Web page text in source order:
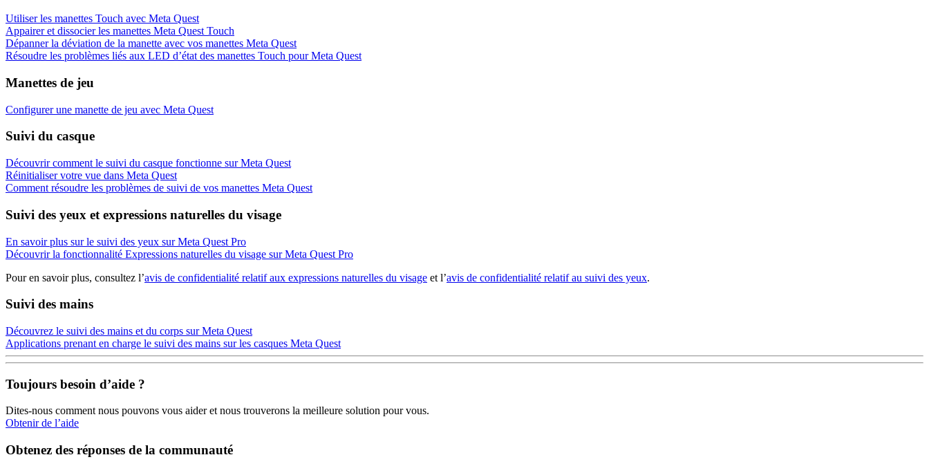
Utiliser les manettes Touch avec Meta Quest
Appairer et dissocier les manettes Meta Quest Touch
Dépanner la déviation de la manette avec vos manettes Meta Quest
Résoudre les problèmes liés aux LED d’état des manettes Touch pour Meta Quest
Manettes de jeu
Configurer une manette de jeu avec Meta Quest
Suivi du casque
Découvrir comment le suivi du casque fonctionne sur Meta Quest
Réinitialiser votre vue dans Meta Quest
Comment résoudre les problèmes de suivi de vos manettes Meta Quest
Suivi des yeux et expressions naturelles du visage
En savoir plus sur le suivi des yeux sur Meta Quest Pro
Découvrir la fonctionnalité Expressions naturelles du visage sur Meta Quest Pro
Pour en savoir plus, consultez l’avis de confidentialité relatif aux expressions naturelles du visage et l’avis de confidentialité relatif au suivi des yeux.
Suivi des mains
Découvrez le suivi des mains et du corps sur Meta Quest
Applications prenant en charge le suivi des mains sur les casques Meta Quest
Toujours besoin d’aide ?
Dites-nous comment nous pouvons vous aider et nous trouverons la meilleure solution pour vous.
Obtenir de l’aide
Obtenez des réponses de la communauté